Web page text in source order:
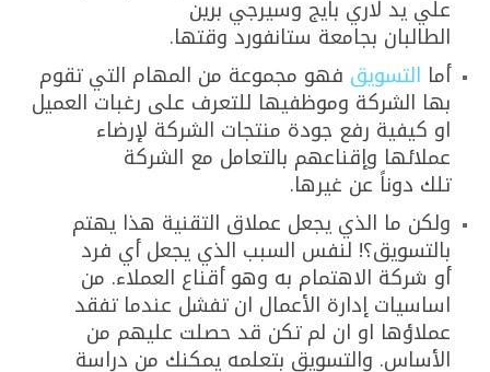
علي يد لاري بايج وسيرجي برين
الطالبان بجامعة ستانفورد وقتها.
أما التسويق فهو مجموعة من المهام التي تقوم
بها الشركة وموظفيها للتعرف على رغبات العميل
او كيفية رفع جودة منتجات الشركة لإرضاء
عملائها وإقناعهم بالتعامل مع الشركة
تلك دوناً عن غيرها.
ولكن ما الذي يجعل عملاق التقنية هذا يهتم
بالتسويق؟! لنفس السبب الذي يجعل أي فرد
أو شركة الاهتمام به وهو أقناع العملاء. من
اساسيات إدارة الأعمال ان تفشل عندما تفقد
عملاؤها او ان لم تكن قد حصلت عليهم من
الأساس. والتسويق بتعلمه يمكنك من دراسة